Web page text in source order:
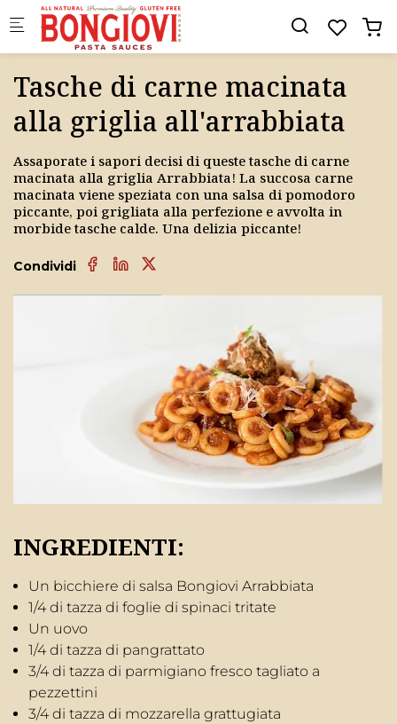
Skip to main content
Tasche di carne macinata
alla griglia all'arrabbiata
Assaporate i sapori decisi di queste tasche di carne
macinata alla griglia Arrabbiata! La succosa carne
macinata viene speziata con una salsa di pomodoro
piccante, poi grigliata alla perfezione e avvolta in
morbide tasche calde. Una delizia piccante!
Condividi
INGREDIENTI:
Un bicchiere di salsa Bongiovi Arrabbiata
1/4 di tazza di foglie di spinaci tritate
Un uovo
1/4 di tazza di pangrattato
3/4 di tazza di parmigiano fresco tagliato a
pezzettini
3/4 di tazza di mozzarella grattugiata